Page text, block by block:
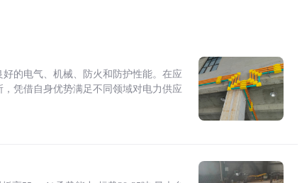
的电气、机械、防火和防护性能。在应
凭借自身优势满足不同领域对电力供应